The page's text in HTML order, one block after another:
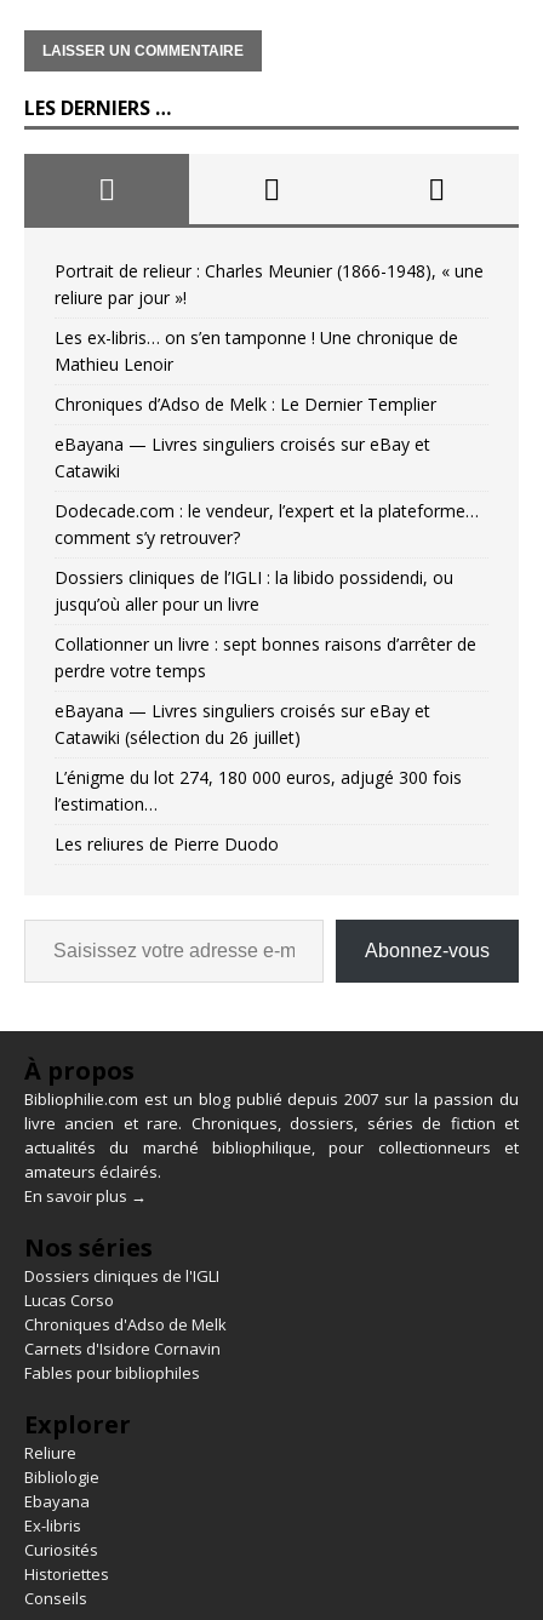
LES DERNIERS …
Portrait de relieur : Charles Meunier (1866-1948), « une
reliure par jour »!
Les ex-libris… on s’en tamponne ! Une chronique de
Mathieu Lenoir
Chroniques d’Adso de Melk : Le Dernier Templier
eBayana — Livres singuliers croisés sur eBay et
Catawiki
Dodecade.com : le vendeur, l’expert et la plateforme…
comment s’y retrouver?
Dossiers cliniques de l’IGLI : la libido possidendi, ou
jusqu’où aller pour un livre
Collationner un livre : sept bonnes raisons d’arrêter de
perdre votre temps
eBayana — Livres singuliers croisés sur eBay et
Catawiki (sélection du 26 juillet)
L’énigme du lot 274, 180 000 euros, adjugé 300 fois
l’estimation…
Les reliures de Pierre Duodo
Abonnez-vous
À propos
Bibliophilie.com est un blog publié depuis 2007 sur la passion du
livre ancien et rare. Chroniques, dossiers, séries de fiction et
actualités du marché bibliophilique, pour collectionneurs et
amateurs éclairés.
En savoir plus →
Nos séries
Dossiers cliniques de l'IGLI
Lucas Corso
Chroniques d'Adso de Melk
Carnets d'Isidore Cornavin
Fables pour bibliophiles
Explorer
Reliure
Bibliologie
Ebayana
Ex-libris
Curiosités
Historiettes
Conseils